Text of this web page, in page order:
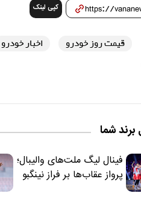
کپی لینک
قیمت روز خودرو اخبار خودرو
شما
فینال لیگ ملت‌های والیبال؛
پرواز عقاب‌ها بر فراز نینگبو